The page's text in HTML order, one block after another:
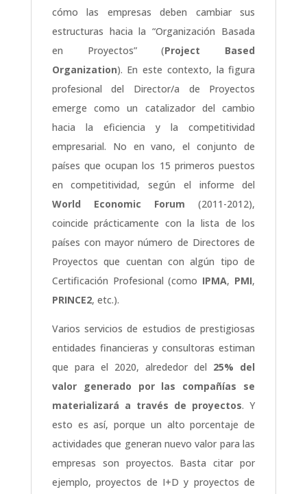
cómo las empresas deben cambiar sus
estructuras hacia la “Organización Basada
en Proyectos” (Project Based
Organization). En este contexto, la figura
profesional del Director/a de Proyectos
emerge como un catalizador del cambio
hacia la eficiencia y la competitividad
empresarial. No en vano, el conjunto de
países que ocupan los 15 primeros puestos
en competitividad, según el informe del
World Economic Forum (2011-2012),
coincide prácticamente con la lista de los
países con mayor número de Directores de
Proyectos que cuentan con algún tipo de
Certificación Profesional (como IPMA, PMI,
PRINCE2, etc.).
Varios servicios de estudios de prestigiosas
entidades financieras y consultoras estiman
que para el 2020, alrededor del 25% del
valor generado por las compañías se
materializará a través de proyectos. Y
esto es así, porque un alto porcentaje de
actividades que generan nuevo valor para las
empresas son proyectos. Basta citar por
ejemplo, proyectos de I+D y proyectos de